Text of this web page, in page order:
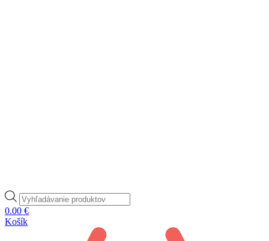
Products
search
0.00 €
Košík